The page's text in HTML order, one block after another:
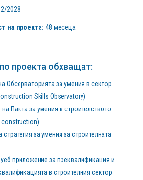
2028
на проекта: 48 месеца
проекта обхващат:
Обсерваторията за умения в сектор
Skills Observatory)
на Пакта за умения в строителството
construction)
стратегия за умения за строителната
приложение за преквалификация и
в строителния сектор